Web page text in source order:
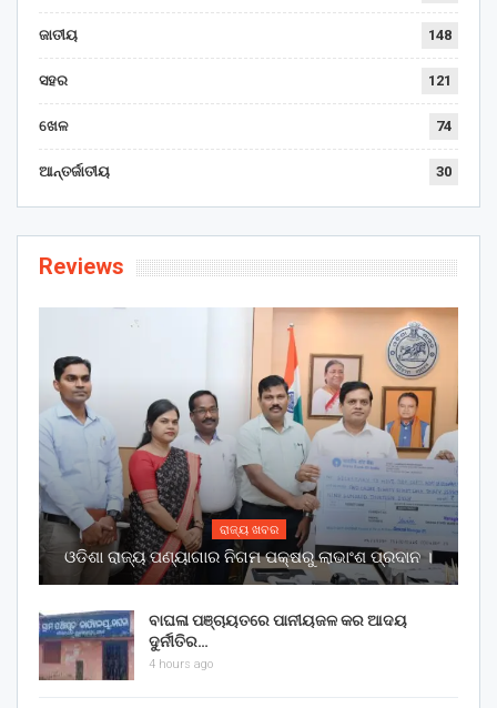
ଜାତୀୟ 148
ସହର 121
ଖେଳ 74
ଆନ୍ତର୍ଜାତୀୟ 30
Reviews
ରାଜ୍ୟ ଖବର
ଓଡିଶା ରାଜ୍ୟ ପଣ୍ୟାଗାର ନିଗମ ପକ୍ଷରୁ ଲାଭାଂଶ ପ୍ରଦାନ ।
ବାଘଳା ପଞ୍ଚାୟତରେ ପାନୀୟଜଳ କର ଆଦୟ
ଦୁର୍ନୀତିର…
4 hours ago